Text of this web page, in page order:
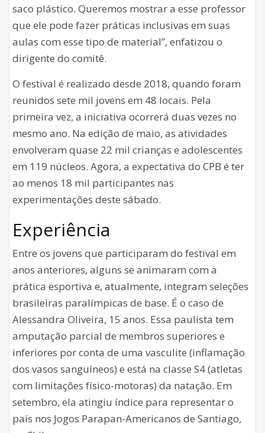
saco plástico. Queremos mostrar a esse professor
que ele pode fazer práticas inclusivas em suas
aulas com esse tipo de material”, enfatizou o
dirigente do comitê.
O festival é realizado desde 2018, quando foram
reunidos sete mil jovens em 48 locais. Pela
primeira vez, a iniciativa ocorrerá duas vezes no
mesmo ano. Na edição de maio, as atividades
envolveram quase 22 mil crianças e adolescentes
em 119 núcleos. Agora, a expectativa do CPB é ter
ao menos 18 mil participantes nas
experimentações deste sábado.
Experiência
Entre os jovens que participaram do festival em
anos anteriores, alguns se animaram com a
prática esportiva e, atualmente, integram seleções
brasileiras paralímpicas de base. É o caso de
Alessandra Oliveira, 15 anos. Essa paulista tem
amputação parcial de membros superiores e
inferiores por conta de uma vasculite (inflamação
dos vasos sanguíneos) e está na classe S4 (atletas
com limitações físico-motoras) da natação. Em
setembro, ela atingiu índice para representar o
país nos Jogos Parapan-Americanos de Santiago,